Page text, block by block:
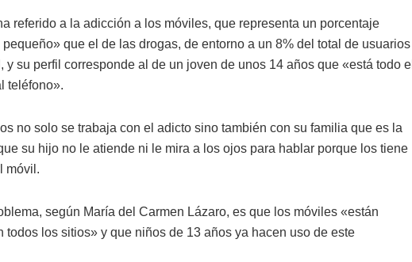
referido a la adicción a los móviles, que representa un porcentaje
que el de las drogas, de entorno a un 8% del total de usuarios
y su perfil corresponde al de un joven de unos 14 años que «está todo el
teléfono».
no solo se trabaja con el adicto sino también con su familia que es la
su hijo no le atiende ni le mira a los ojos para hablar porque los tiene
móvil.
según María del Carmen Lázaro, es que los móviles «están
todos los sitios» y que niños de 13 años ya hacen uso de este